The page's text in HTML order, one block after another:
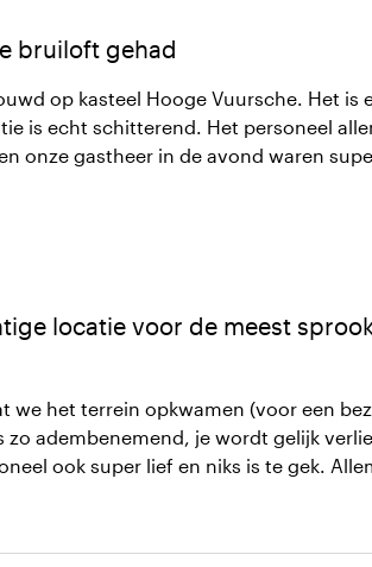
bruiloft gehad
op kasteel Hooge Vuursche. Het is
is echt schitterend. Het personeel
onze gastheer in de avond waren
locatie voor de meest
we het terrein opkwamen (voor een
zo adembenemend, je wordt gelijk
ook super lief en niks is te gek.
de aankleding heb je echt het